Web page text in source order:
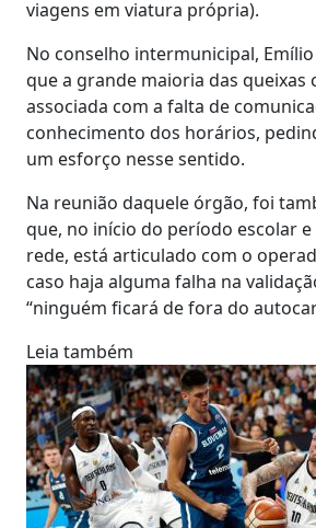
viagens em viatura própria).
No conselho intermunicipal,
que a grande maioria das queixas
associada com a falta de
conhecimento dos horários,
um esforço nesse sentido.
Na reunião daquele órgão, foi
que, no início do período escolar e
rede, está articulado com o
caso haja alguma falha na
“ninguém ficará de fora do
Leia também